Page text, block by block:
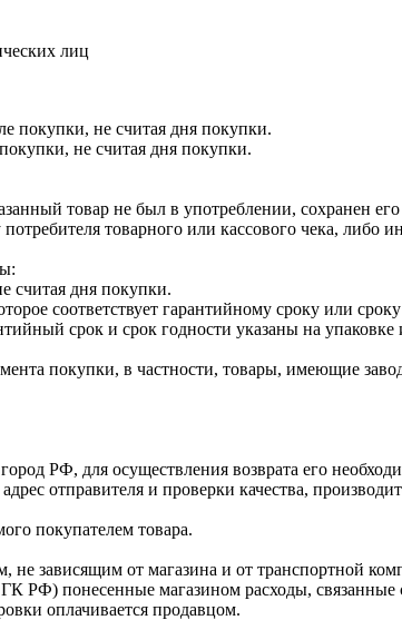
лиц
покупки, не считая дня покупки.
не считая дня покупки.
товар не был в употреблении, сохранен
товарного или кассового чека, либо
считая дня покупки.
соответствует гарантийному сроку или
срок и срок годности указаны на
покупки, в частности, товары, имеющие
РФ, для осуществления возврата его
отправителя и проверки качества,
покупателем товара.
не зависящим от магазина и от транспортной
РФ) понесенные магазином расходы, связанные
оплачивается продавцом.